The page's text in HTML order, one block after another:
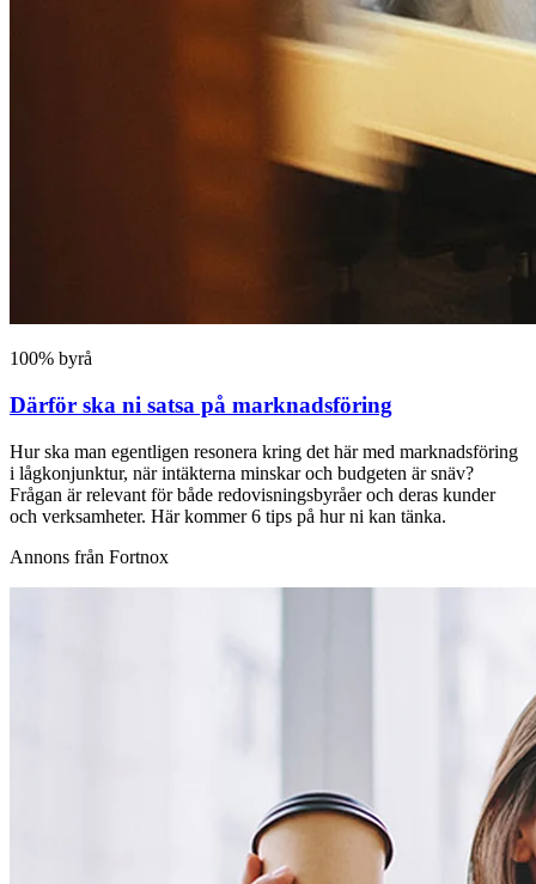
100% byrå
Därför ska ni satsa på marknadsföring
Hur ska man egentligen resonera kring det här med marknadsföring
i lågkonjunktur, när intäkterna minskar och budgeten är snäv?
Frågan är relevant för både redovisningsbyråer och deras kunder
och verksamheter. Här kommer 6 tips på hur ni kan tänka.
Annons från Fortnox